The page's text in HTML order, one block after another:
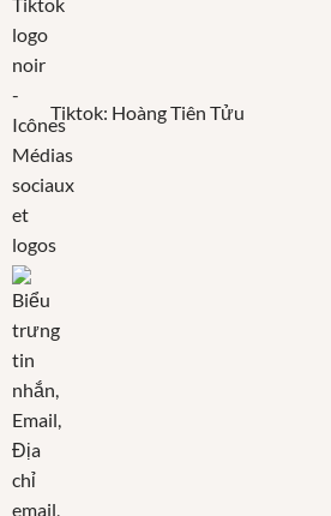
Tiktok: Hoàng Tiên Tửu